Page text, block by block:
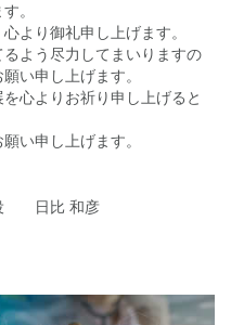
。
より御礼申し上げます。
よう尽力してまいりますの
い申し上げます。
心よりお祈り申し上げると
い申し上げます。
役 日比 和彦